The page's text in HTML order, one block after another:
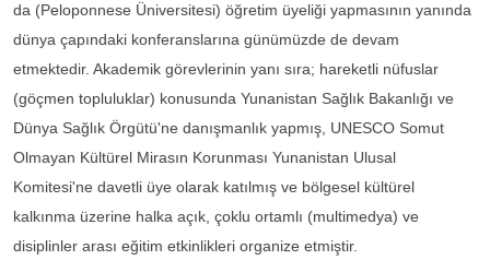
da (Peloponnese Üniversitesi) öğretim üyeliği yapmasının yanında
dünya çapındaki konferanslarına günümüzde de devam
etmektedir. Akademik görevlerinin yanı sıra; hareketli nüfuslar
(göçmen topluluklar) konusunda Yunanistan Sağlık Bakanlığı ve
Dünya Sağlık Örgütü'ne danışmanlık yapmış, UNESCO Somut
Olmayan Kültürel Mirasın Korunması Yunanistan Ulusal
Komitesi'ne davetli üye olarak katılmış ve bölgesel kültürel
kalkınma üzerine halka açık, çoklu ortamlı (multimedya) ve
disiplinler arası eğitim etkinlikleri organize etmiştir.